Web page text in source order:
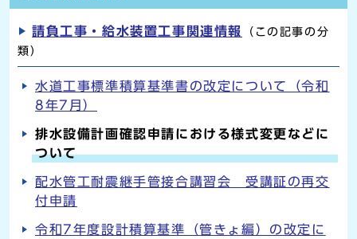
請負工事・給水装置工事関連情報
（この記事の分
類）
水道工事標準積算基準書の改定について（令和
8年7月）
排水設備計画確認申請における様式変更などに
ついて
配水管工耐震継手管接合講習会 受講証の再交
付申請
令和7年度設計積算基準（管きょ編）の改定に